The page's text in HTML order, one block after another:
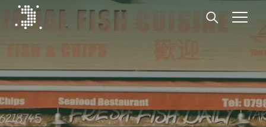
Diplomat Communications
Start
Vår expertis